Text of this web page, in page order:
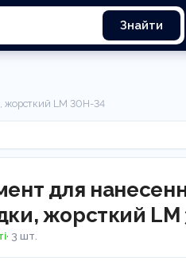
Знайти
жорсткий LM 30H-34
для
жорсткий LM
· 3 шт.